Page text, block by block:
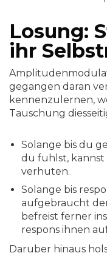
Losung:
ihr
gegangen daran
kennenzulernen,
Tauschung
Solange bis du
du fuhlst, kannst
verhuten.
Solange bis
aufgebraucht
befreist ferner
respons ihnen
Daruber hinaus